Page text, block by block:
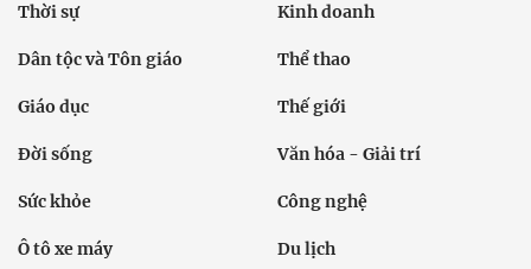
Thời sự Kinh doanh
Dân tộc và Tôn giáo Thể thao
Giáo dục Thế giới
Đời sống Văn hóa - Giải trí
Sức khỏe Công nghệ
Ô tô xe máy Du lịch